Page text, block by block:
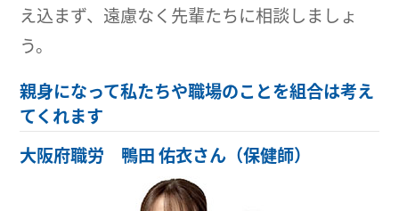
え込まず、遠慮なく先輩たちに相談しましょ
う。
親身になって私たちや職場のことを組合は考え
てくれます
大阪府職労 鴨田 佑衣さん（保健師）